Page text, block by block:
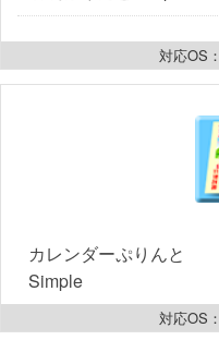
対応OS
カレンダーぷりんと
Simple
対応OS